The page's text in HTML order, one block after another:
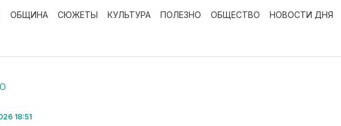
ОБЩИНА СЮЖЕТЫ КУЛЬТУРА ПОЛЕЗНО ОБЩЕСТВО НОВОСТИ ДНЯ
18:51